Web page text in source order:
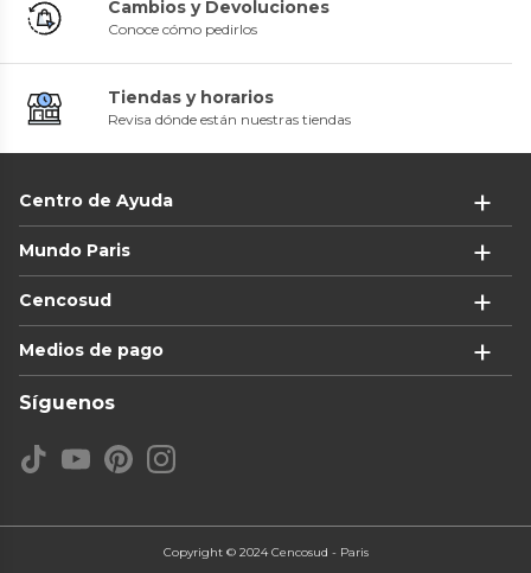
Cambios y Devoluciones
Conoce cómo pedirlos
Tiendas y horarios
Revisa dónde están nuestras tiendas
Centro de Ayuda
Mundo Paris
Cencosud
Medios de pago
Síguenos
Copyright © 2024 Cencosud - Paris